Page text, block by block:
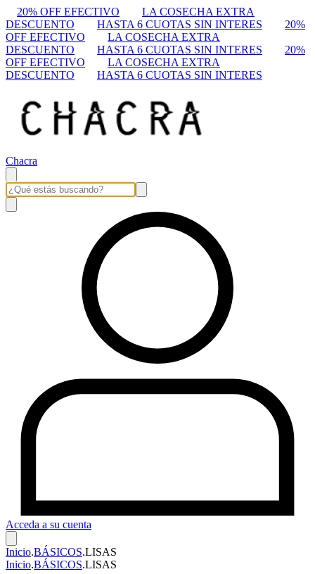
20% OFF EFECTIVO
LA COSECHA EXTRA
DESCUENTO
HASTA 6 CUOTAS SIN INTERES
20%
OFF EFECTIVO
LA COSECHA EXTRA
DESCUENTO
HASTA 6 CUOTAS SIN INTERES
20%
OFF EFECTIVO
LA COSECHA EXTRA
DESCUENTO
HASTA 6 CUOTAS SIN INTERES
Chacra
Acceda a su cuenta
Inicio.BÁSICOS.LISAS
Inicio.BÁSICOS.LISAS